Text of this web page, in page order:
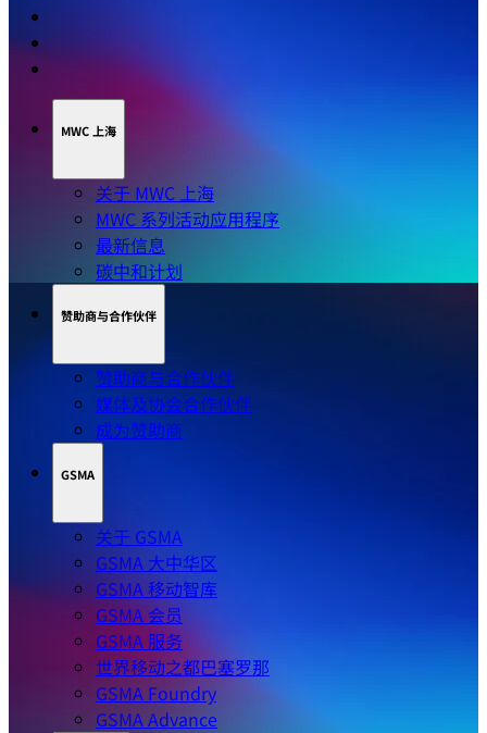
MWC 上海
关于 MWC 上海
MWC 系列活动应用程序
最新信息
碳中和计划
赞助商与合作伙伴
赞助商与合作伙伴
媒体及协会合作伙伴
成为赞助商
GSMA
关于 GSMA
GSMA 大中华区
GSMA 移动智库
GSMA 会员
GSMA 服务
世界移动之都巴塞罗那
GSMA Foundry
GSMA Advance